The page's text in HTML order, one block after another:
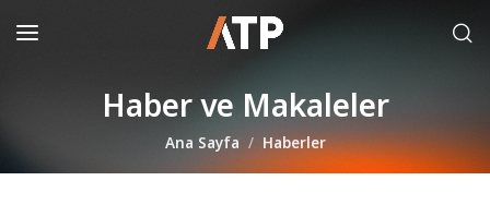
Haber ve Makaleler
Ana Sayfa Haberler